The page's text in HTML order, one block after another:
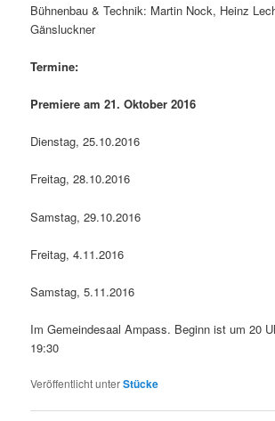
Bühnenbau & Technik: Martin Nock, Heinz
Gänsluckner
Termine:
Premiere am 21. Oktober 2016
Dienstag, 25.10.2016
Freitag, 28.10.2016
Samstag, 29.10.2016
Freitag, 4.11.2016
Samstag, 5.11.2016
Im Gemeindesaal Ampass. Beginn ist um 20
19:30
Veröffentlicht unterStücke